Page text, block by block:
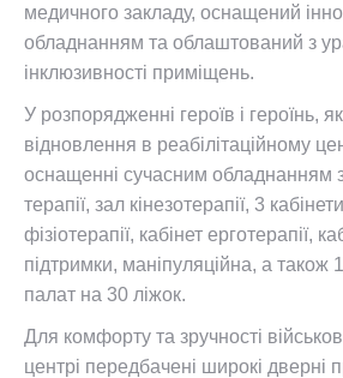
медичного закладу, оснащений
обладнанням та облаштований з
інклюзивності приміщень.
У розпорядженні героїв і героїнь,
відновлення в реабілітаційному
оснащенні сучасним обладнанням
терапії, зал кінезотерапії, 3
фізіотерапії, кабінет ерготерапії,
підтримки, маніпуляційна, а також
палат на 30 ліжок.
Для комфорту та зручності
центрі передбачені широкі дверні